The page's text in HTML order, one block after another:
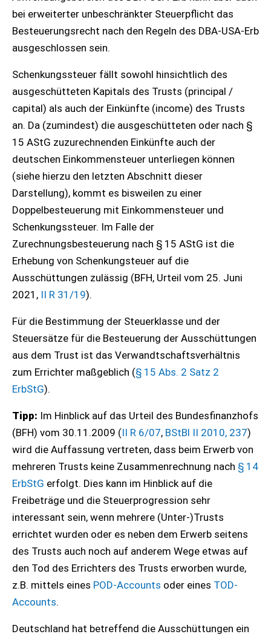
bei erweiterter unbeschränkter Steuerpflicht das
Besteuerungsrecht nach den Regeln des DBA-USA-Erb
ausgeschlossen sein.
Schenkungssteuer fällt sowohl hinsichtlich des
ausgeschütteten Kapitals des Trusts (principal /
capital) als auch der Einkünfte (income) des Trusts
an. Da (zumindest) die ausgeschütteten oder nach §
15 AStG zuzurechnenden Einkünfte auch der
deutschen Einkommensteuer unterliegen können
(siehe hierzu den letzten Abschnitt dieser
Darstellung), kommt es bisweilen zu einer
Doppelbesteuerung mit Einkommensteuer und
Schenkungssteuer. Im Falle der
Zurechnungsbesteuerung nach § 15 AStG ist die
Erhebung von Schenkungsteuer auf die
Ausschüttungen zulässig (BFH, Urteil vom 25. Juni
2021, II R 31/19).
Für die Bestimmung der Steuerklasse und der
Steuersätze für die Besteuerung der Ausschüttungen
aus dem Trust ist das Verwandtschaftsverhältnis
zum Errichter maßgeblich (§ 15 Abs. 2 Satz 2
ErbStG).
Tipp: Im Hinblick auf das Urteil des Bundesfinanzhofs
(BFH) vom 30.11.2009 (II R 6/07, BStBl II 2010, 237)
wird die Auffassung vertreten, dass beim Erwerb von
mehreren Trusts keine Zusammenrechnung nach § 14
ErbStG erfolgt. Dies kann im Hinblick auf die
Freibeträge und die Steuerprogression sehr
interessant sein, wenn mehrere (Unter-)Trusts
errichtet wurden oder es neben dem Erwerb seitens
des Trusts auch noch auf anderem Wege etwas auf
den Tod des Errichters des Trusts erworben wurde,
z.B. mittels eines POD-Accounts oder eines TOD-
Accounts.
Deutschland hat betreffend die Ausschüttungen ein